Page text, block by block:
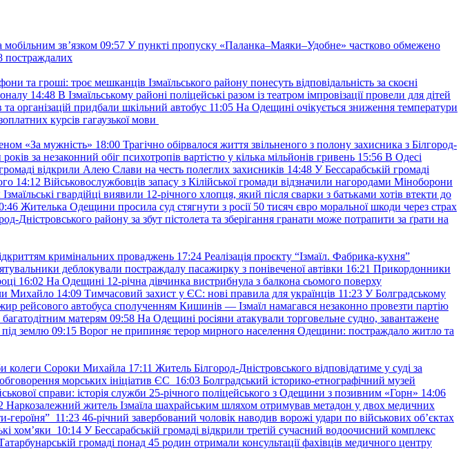
звʼязком 09:57 У пункті пропуску «Паланка–Маяки–Удобне» частково обмежено
постраждалих
та гроші: троє мешканців Ізмаїльського району понесуть відповідальність за скоєні
14:48 В Ізмаїльському районі поліцейські разом із театром імпровізації провели для дітей
організацій придбали шкільний автобус 11:05 На Одещині очікується зниження температури
курсів гагаузької мови
«За мужність» 18:00 Трагічно обірвалося життя звільненого з полону захисника з Білгород-
за незаконний обіг психотропів вартістю у кілька мільйонів гривень 15:56 В Одесі
відкрили Алею Слави на честь полеглих захисників 14:48 У Бессарабській громаді
14:12 Військовослужбовців запасу з Кілійської громади відзначили нагородами Міноборони
Ізмаїльські гвардійці виявили 12-річного хлопця, який після сварки з батьками хотів втекти до
Жителька Одещини просила суд стягнути з росії 50 тисяч євро моральної шкоди через страх
Дністровського району за збут пістолета та зберігання гранати може потрапити за ґрати на
кримінальних проваджень 17:24 Реалізація проєкту “Ізмаїл. Фабрика-кухня”
деблокували постраждалу пасажирку з понівеченої автівки 16:21 Прикордонники
16:02 На Одещині 12-річна дівчинка вистрибнула з балкона сьомого поверху
Михайло 14:09 Тимчасовий захист у ЄС: нові правила для українців 11:23 У Болградському
рейсового автобуса сполученням Кишинів — Ізмаїл намагався незаконно провезти партію
матерям 09:58 На Одещині росіяни атакували торговельне судно, завантажене
під землю 09:15 Ворог не припиняє терор мирного населення Одещини: постраждало житло та
колеги Сороки Михайла 17:11 Житель Білгород-Дністровського відповідатиме у суді за
морських ініціатив ЄС 16:03 Болградський історико-етнографічний музей
справи: історія служби 25-річного поліцейського з Одещини з позивним «Горн» 14:06
Наркозалежний житель Ізмаїла шахрайським шляхом отримував метадон у двох медичних
героїня” 11:23 46-річний завербований чоловік наводив ворожі удари по військових обʼєктах
хом’яки 10:14 У Бессарабській громаді відкрили третій сучасний водоочисний комплекс
громаді понад 45 родин отримали консультації фахівців медичного центру